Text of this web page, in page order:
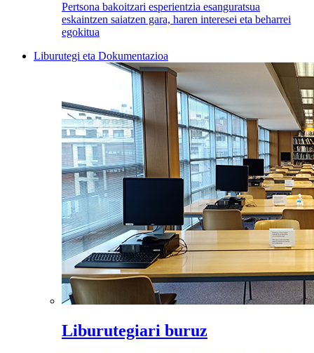
Pertsona bakoitzari esperientzia esanguratsua
eskaintzen saiatzen gara, haren interesei eta beharrei
egokitua
Liburutegi eta Dokumentazioa
Liburutegiari buruz